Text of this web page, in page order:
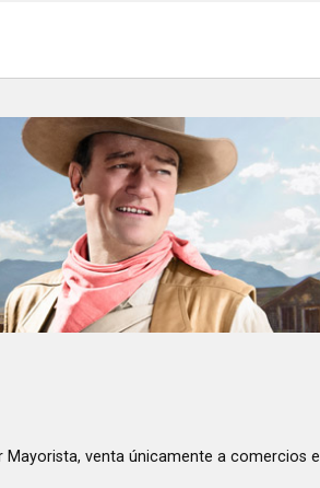
Mayorista, venta únicamente a comercios